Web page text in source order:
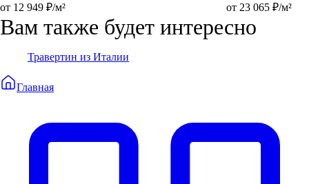
от 12 949 ₽/м²
от 23 065 ₽/м²
Вам также будет интересно
Травертин из Италии
Главная